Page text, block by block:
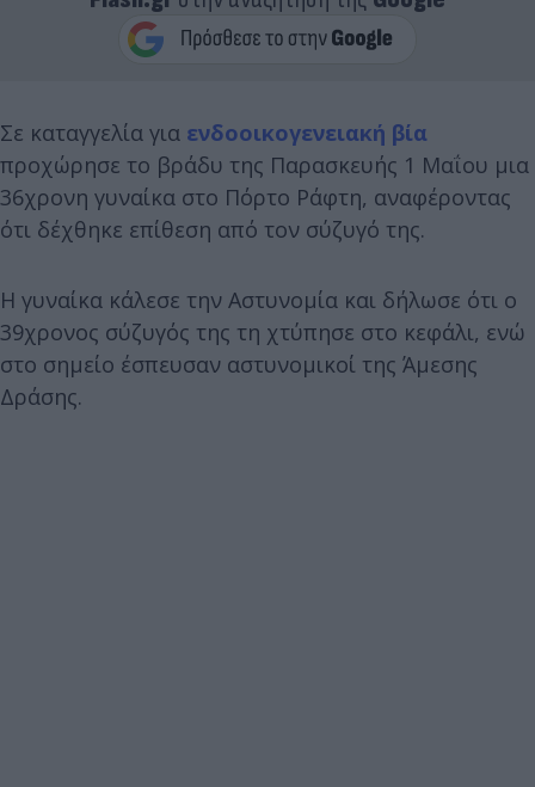
Σε καταγγελία για ενδοοικογενειακή βία
προχώρησε το βράδυ της Παρασκευής 1 Μαΐου μια
36χρονη γυναίκα στο Πόρτο Ράφτη, αναφέροντας
ότι δέχθηκε επίθεση από τον σύζυγό της.
Η γυναίκα κάλεσε την Αστυνομία και δήλωσε ότι ο
39χρονος σύζυγός της τη χτύπησε στο κεφάλι, ενώ
στο σημείο έσπευσαν αστυνομικοί της Άμεσης
Δράσης.